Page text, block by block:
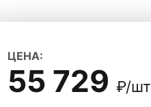
ЦЕНА:
55 729 ₽/шт